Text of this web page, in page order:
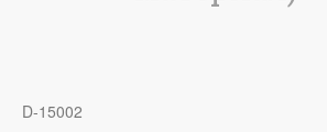
D-15002